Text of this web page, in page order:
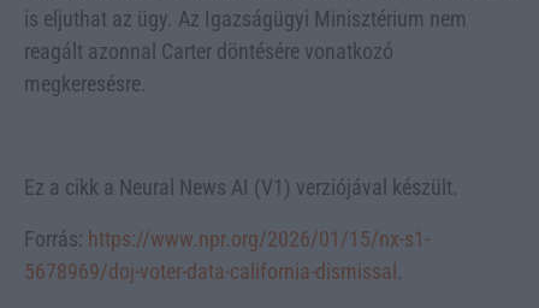
is eljuthat az ügy. Az Igazságügyi Minisztérium nem
reagált azonnal Carter döntésére vonatkozó
megkeresésre.
Ez a cikk a Neural News AI (V1) verziójával készült.
Forrás: https://www.npr.org/2026/01/15/nx-s1-
5678969/doj-voter-data-california-dismissal.